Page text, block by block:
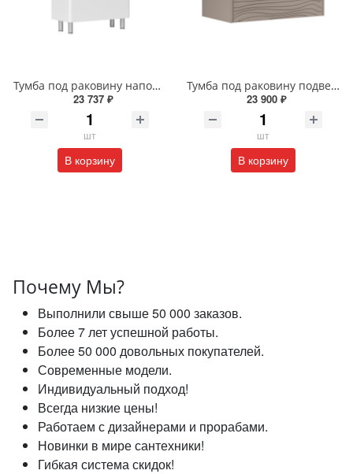
Тумба под раковину напольная EQUIL Найс 60 см tnNICE60.2Y-05 белая
23 737 ₽
шт
В корзину
Тумба под раковину подвесная EQUIL Глеам 80.1Я/Gleam 80.1Y амарок/дуб вотан tpGLEAM80.1Y-25
23 900 ₽
шт
В корзину
Почему Мы?
Выполнили свыше 50 000 заказов.
Более 7 лет успешной работы.
Более 50 000 довольных покупателей.
Современные модели.
Индивидуальный подход!
Всегда низкие цены!
Работаем с дизайнерами и прорабами.
Новинки в мире сантехники!
Гибкая система скидок!